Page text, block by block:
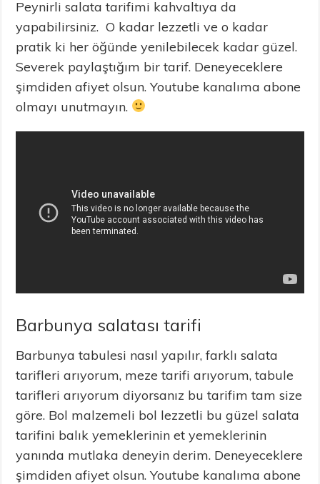
Peynirli salata tarifimi kahvaltıya da
yapabilirsiniz. O kadar lezzetli ve o kadar
pratik ki her öğünde yenilebilecek kadar güzel.
Severek paylaştığım bir tarif. Deneyeceklere
şimdiden afiyet olsun. Youtube kanalıma abone
olmayı unutmayın.
Barbunya salatası tarifi
Barbunya tabulesi nasıl yapılır, farklı salata
tarifleri arıyorum, meze tarifi arıyorum, tabule
tarifleri arıyorum diyorsanız bu tarifim tam size
göre. Bol malzemeli bol lezzetli bu güzel salata
tarifini balık yemeklerinin et yemeklerinin
yanında mutlaka deneyin derim. Deneyeceklere
şimdiden afiyet olsun. Youtube kanalıma abone